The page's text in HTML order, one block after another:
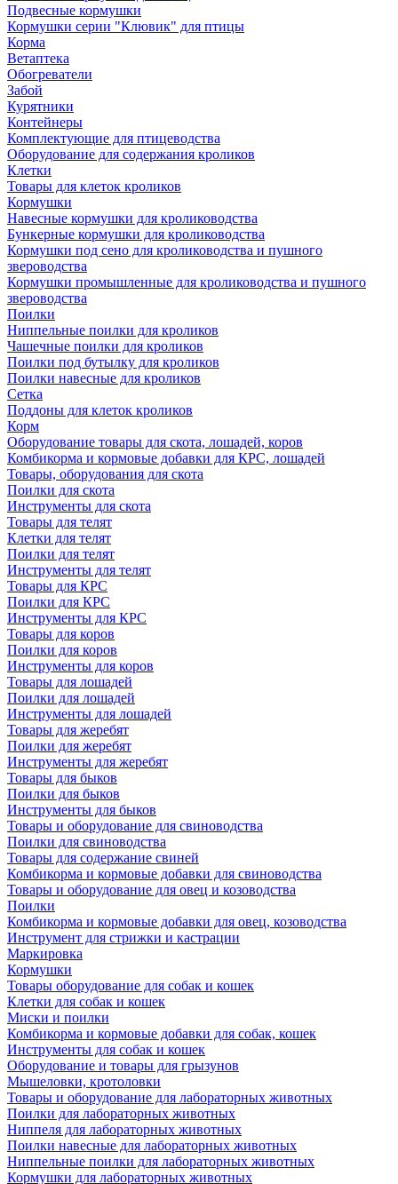
Подвесные кормушки
Кормушки серии "Клювик" для птицы
Корма
Ветаптека
Обогреватели
Забой
Курятники
Контейнеры
Комплектующие для птицеводства
Оборудование для содержания кроликов
Клетки
Товары для клеток кроликов
Кормушки
Навесные кормушки для кролиководства
Бункерные кормушки для кролиководства
Кормушки под сено для кролиководства и пушного
звероводства
Кормушки промышленные для кролиководства и пушного
звероводства
Поилки
Ниппельные поилки для кроликов
Чашечные поилки для кроликов
Поилки под бутылку для кроликов
Поилки навесные для кроликов
Сетка
Поддоны для клеток кроликов
Корм
Оборудование товары для скота, лошадей, коров
Комбикорма и кормовые добавки для КРС, лошадей
Товары, оборудования для скота
Поилки для скота
Инструменты для скота
Товары для телят
Клетки для телят
Поилки для телят
Инструменты для телят
Товары для КРС
Поилки для КРС
Инструменты для КРС
Товары для коров
Поилки для коров
Инструменты для коров
Товары для лошадей
Поилки для лошадей
Инструменты для лошадей
Товары для жеребят
Поилки для жеребят
Инструменты для жеребят
Товары для быков
Поилки для быков
Инструменты для быков
Товары и оборудование для свиноводства
Поилки для свиноводства
Товары для содержание свиней
Комбикорма и кормовые добавки для свиноводства
Товары и оборудование для овец и козоводства
Поилки
Комбикорма и кормовые добавки для овец, козоводства
Инструмент для стрижки и кастрации
Маркировка
Кормушки
Товары оборудование для собак и кошек
Клетки для собак и кошек
Миски и поилки
Комбикорма и кормовые добавки для собак, кошек
Инструменты для собак и кошек
Оборудование и товары для грызунов
Мышеловки, кротоловки
Товары и оборудование для лабораторных животных
Поилки для лабораторных животных
Ниппеля для лабораторных животных
Поилки навесные для лабораторных животных
Ниппельные поилки для лабораторных животных
Кормушки для лабораторных животных